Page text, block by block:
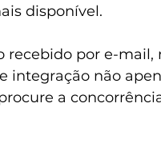
disponível.
recebido por e-mail,
integração não
a